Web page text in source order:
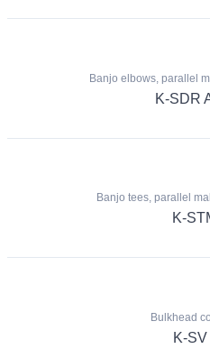
Banjo elbows, parallel
K-SDR
Banjo tees, parallel
K-
Bulkhead
K-